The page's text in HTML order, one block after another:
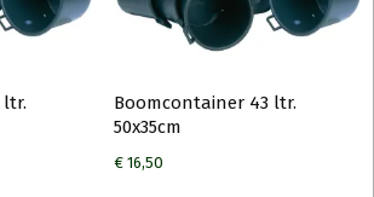
ltr.
Boomcontainer 43 ltr.
50x35cm
€16,50